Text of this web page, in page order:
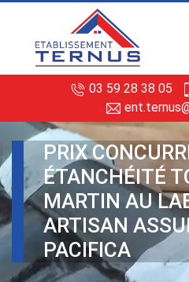
03 59 28 38 05
PRIX
ÉTANCHÉITÉ
MARTIN AU
ARTISAN
PACIFICA